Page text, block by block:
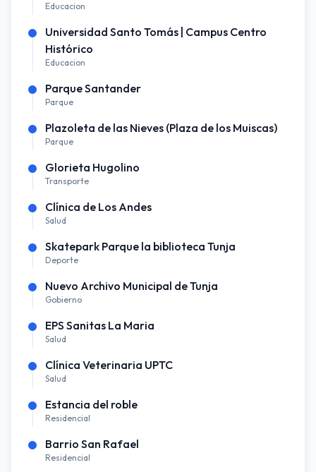
Educacion
Universidad Santo Tomás | Campus Centro
Histórico
Educacion
Parque Santander
Parque
Plazoleta de las Nieves (Plaza de los Muiscas)
Parque
Glorieta Hugolino
Transporte
Clínica de Los Andes
Salud
Skatepark Parque la biblioteca Tunja
Deporte
Nuevo Archivo Municipal de Tunja
Gobierno
EPS Sanitas La Maria
Salud
Clínica Veterinaria UPTC
Salud
Estancia del roble
Residencial
Barrio San Rafael
Residencial